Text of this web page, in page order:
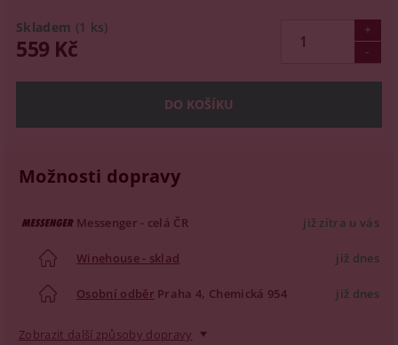
Skladem (1 ks)
559 Kč
Možnosti dopravy
Messenger - celá ČR již zítra u vás
Winehouse - sklad již dnes
Osobní odběr Praha 4, Chemická 954 již dnes
Zobrazit další způsoby dopravy